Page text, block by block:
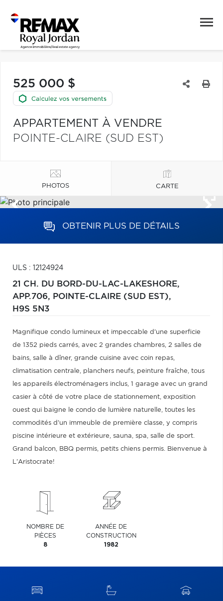
525 000 $
APPARTEMENT À VENDRE
POINTE-CLAIRE (SUD EST)
PHOTOS CARTE
OBTENIR PLUS DE DÉTAILS
ULS : 12124924
21 CH. DU BORD-DU-LAC-LAKESHORE,
APP.706, POINTE-CLAIRE (SUD EST),
H9S 5N3
Magnifique condo lumineux et impeccable d'une superficie
de 1352 pieds carrés, avec 2 grandes chambres, 2 salles de
bains, salle à dîner, grande cuisine avec coin repas,
climatisation centrale, planchers neufs, peinture fraîche, tous
les appareils électroménagers inclus, 1 garage avec un grand
casier à côté de votre place de stationnement, exposition
ouest qui baigne le condo de lumière naturelle, toutes les
commodités d'un immeuble de première classe, y compris
piscine intérieure et extérieure, sauna, spa, salle de sport.
Grand balcon, BBQ permis, petits chiens permis. Bienvenue à
L'Aristocrate!
NOMBRE DE
PIÈCES
8
ANNÉE DE
CONSTRUCTION
1982